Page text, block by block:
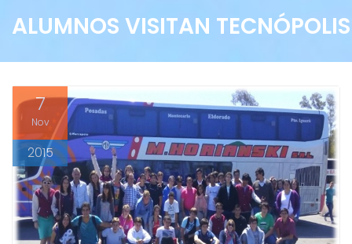
ALUMNOS VISITAN TECNÓPOLIS
7
Nov
2015